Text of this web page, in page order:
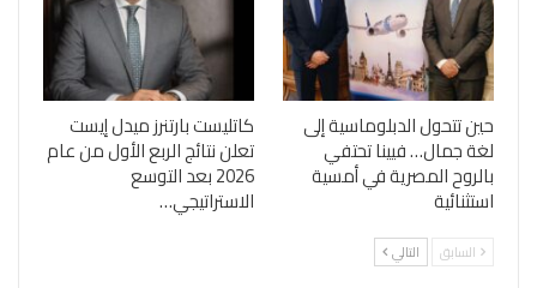
حين تتحول الدبلوماسية إلى
لغة جمال… فيينا تحتفي
بالروح المصرية في أمسية
استثنائية
كاتليست بارتنرز ميدل إيست
تعلن نتائج الربع الأول من عام
2026 بعد التوسع
الاستراتيجي…
السابق التالي